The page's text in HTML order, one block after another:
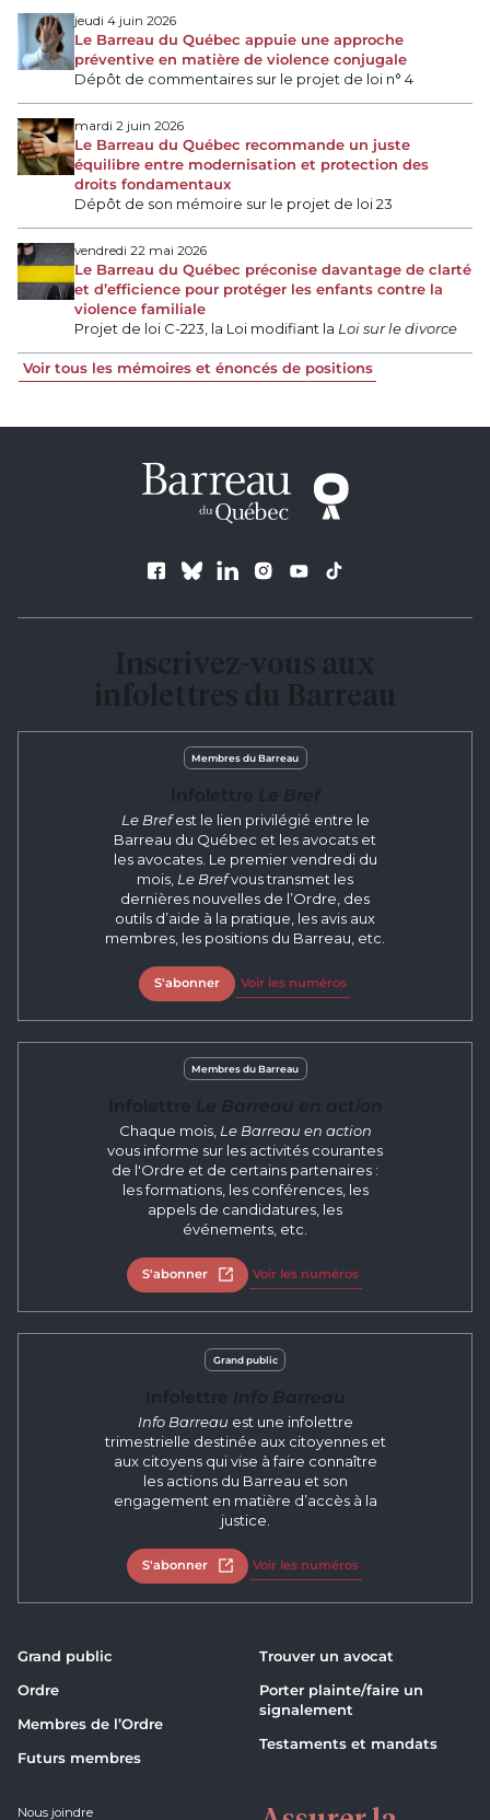
jeudi 4 juin 2026
Le Barreau du Québec appuie une approche
préventive en matière de violence conjugale
Dépôt de commentaires sur le projet de loi n° 4
mardi 2 juin 2026
Le Barreau du Québec recommande un juste
équilibre entre modernisation et protection des
droits fondamentaux
Dépôt de son mémoire sur le projet de loi 23
vendredi 22 mai 2026
Le Barreau du Québec préconise davantage de clarté
et d’efficience pour protéger les enfants contre la
violence familiale
Projet de loi C-223, la Loi modifiant la Loi sur le divorce
Voir tous les mémoires et énoncés de positions
Suivez le Barreau
Membres du Barreau
Le Brefest le lien privilégié entre le
Barreau du Québec et les avocats et
les avocates. Le premier vendredi du
mois, Le Brefvous transmet les
dernières nouvelles de l’Ordre, des
outils d’aide à la pratique, les avis aux
membres, les positions du Barreau, etc.
S'abonner Voir les numéros
Membres du Barreau
Chaque mois, Le Barreau en action
vous informe sur les activités courantes
de l'Ordre et de certains partenaires :
les formations, les conférences, les
appels de candidatures, les
événements, etc.
S'abonner Ouvrir dans un nouvel onglet
Voir les numéros
Grand public
Info Barreau est une infolettre
trimestrielle destinée aux citoyennes et
aux citoyens qui vise à faire connaître
les actions du Barreau et son
engagement en matière d’accès à la
justice.
S'abonner Ouvrir dans un nouvel onglet
Voir les numéros
Grand public
Ordre
Membres de l’Ordre
Futurs membres
Trouver un avocat
Porter plainte/faire un
signalement
Testaments et mandats
Nous joindre